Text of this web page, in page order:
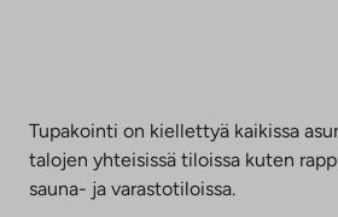
Tupakointi on kiellettyä kaikissa
talojen yhteisissä tiloissa kuten
sauna- ja varastotiloissa.